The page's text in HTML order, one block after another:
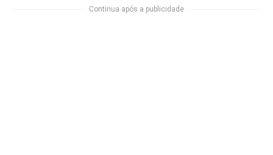
Continua após a publicidade